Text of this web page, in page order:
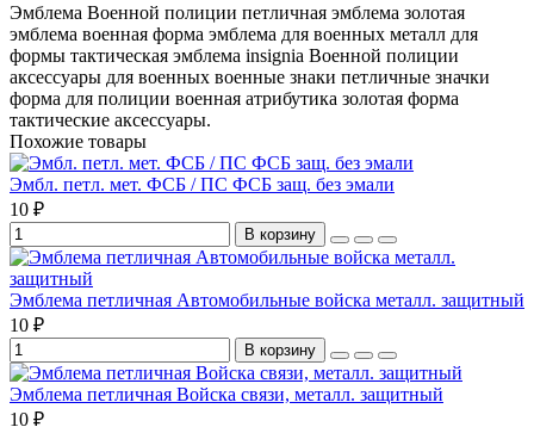
Эмблема Военной полиции петличная эмблема золотая
эмблема военная форма эмблема для военных металл для
формы тактическая эмблема insignia Военной полиции
аксессуары для военных военные знаки петличные значки
форма для полиции военная атрибутика золотая форма
тактические аксессуары.
Похожие товары
Эмбл. петл. мет. ФСБ / ПС ФСБ защ. без эмали
10 ₽
В корзину
Эмблема петличная Автомобильные войска металл. защитный
10 ₽
В корзину
Эмблема петличная Войска связи, металл. защитный
10 ₽